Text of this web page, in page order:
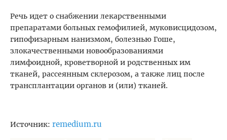
Речь идет о снабжении лекарственными
препаратами больных гемофилией, муковисцидозом,
гипофизарным нанизмом, болезнью Гоше,
злокачественными новообразованиями
лимфоидной, кроветворной и родственных им
тканей, рассеянным склерозом, а также лиц после
трансплантации органов и (или) тканей.
Источник: remedium.ru